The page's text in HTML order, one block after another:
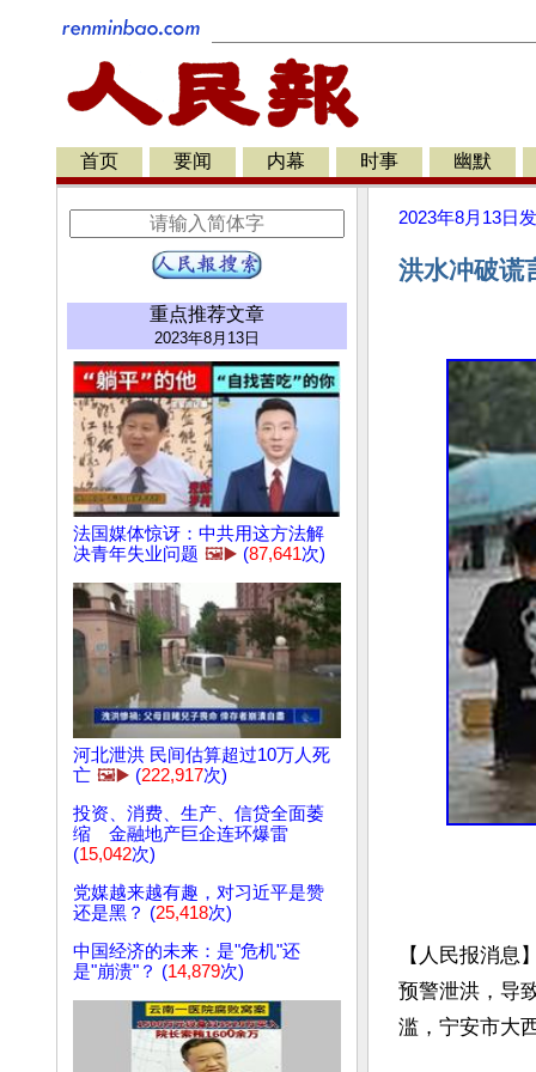
首页 要闻 内幕 时事 幽默
重点推荐文章
2023年8月13日
法国媒体惊讶：中共用这方法解
决青年失业问题 🖼️▶️ (87,641次)
河北泄洪 民间估算超过10万人死
亡 🖼️▶️ (222,917次)
投资、消费、生产、信贷全面萎
缩 金融地产巨企连环爆雷
(15,042次)
党媒越来越有趣，对习近平是赞
还是黑？ (25,418次)
中国经济的未来：是"危机"还
是"崩溃"？ (14,879次)
2023年8月13日
洪水冲破谎
【人民报消息
预警泄洪，导
滥，宁安市大